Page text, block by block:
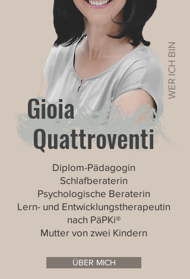
WER ICH BIN
Gioia
Quattroventi
Diplom-Pädagogin
Schlafberaterin
Psychologische Beraterin
Lern- und Entwicklungstherapeutin
nach PäPKi®
Mutter von zwei Kindern
ÜBER MICH